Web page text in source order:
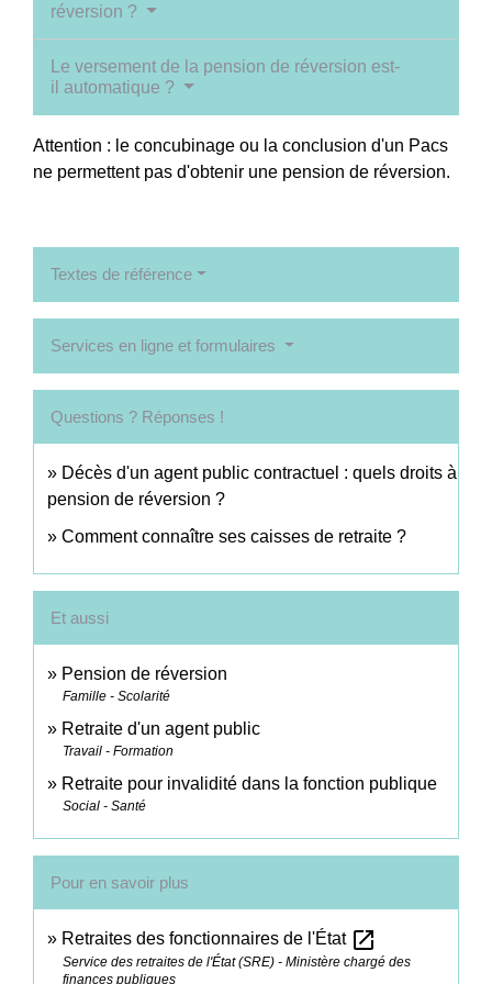
réversion ?
Le versement de la pension de réversion est-
il automatique ?
Attention : le concubinage ou la conclusion d'un Pacs
ne permettent pas d'obtenir une pension de réversion.
Textes de référence
Services en ligne et formulaires
Questions ? Réponses !
Décès d'un agent public contractuel : quels droits à
pension de réversion ?
Comment connaître ses caisses de retraite ?
Et aussi
Pension de réversion
Famille - Scolarité
Retraite d'un agent public
Travail - Formation
Retraite pour invalidité dans la fonction publique
Social - Santé
Pour en savoir plus
Retraites des fonctionnaires de l'État open_in_new
Service des retraites de l'État (SRE) - Ministère chargé des
finances publiques